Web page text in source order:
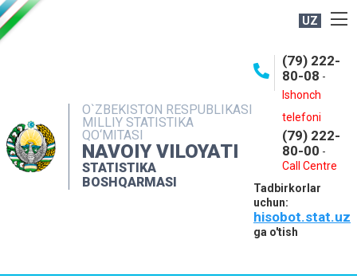
UZ
O`ZBEKISTON RESPUBLIKASI
MILLIY STATISTIKA
QO‘MITASI
NAVOIY VILOYATI
STATISTIKA
BOSHQARMASI
(79) 222-
80-08 -
Ishonch
telefoni
(79) 222-
80-00 -
Call Centre
Tadbirkorlar
uchun:
hisobot.stat.uz
ga o'tish
OCHIQ MA'LUMOTLAR
INTERAKTIV XIZMATLAR
MUROJAATLAR